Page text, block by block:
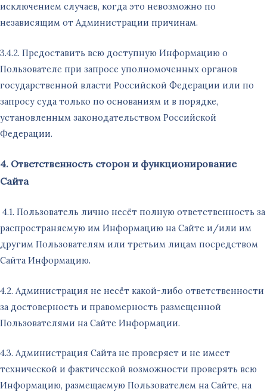
исключением случаев, когда это невозможно по
независящим от Администрации причинам.
3.4.2. Предоставить всю доступную Информацию о
Пользователе при запросе уполномоченных органов
государственной власти Российской Федерации или по
запросу суда только по основаниям и в порядке,
установленным законодательством Российской
Федерации.
4. Ответственность сторон и функционирование
Сайта
4.1. Пользователь лично несёт полную ответственность за
распространяемую им Информацию на Сайте и/или им
другим Пользователям или третьим лицам посредством
Сайта Информацию.
4.2. Администрация не несёт какой-либо ответственности
за достоверность и правомерность размещенной
Пользователями на Сайте Информации.
4.3. Администрация Сайта не проверяет и не имеет
технической и фактической возможности проверять всю
Информацию, размещаемую Пользователем на Сайте, на